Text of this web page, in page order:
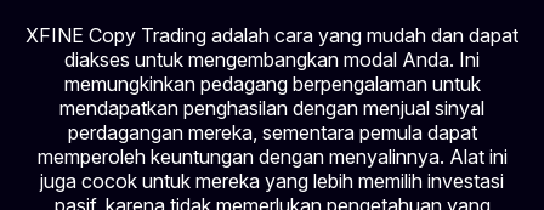
XFINE Copy Trading adalah cara yang mudah dan dapat
diakses untuk mengembangkan modal Anda. Ini
memungkinkan pedagang berpengalaman untuk
mendapatkan penghasilan dengan menjual sinyal
perdagangan mereka, sementara pemula dapat
memperoleh keuntungan dengan menyalinnya. Alat ini
juga cocok untuk mereka yang lebih memilih investasi
pasif, karena tidak memerlukan pengetahuan yang